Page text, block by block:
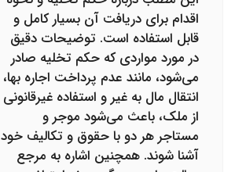
اقدام برای دریافت آن بسیار کامل و
قابل استفاده است. توضیحات دقیق
در مورد مواردی که حکم تخلیه صادر
می‌شود، مانند عدم پرداخت اجاره بها،
انتقال مال به غیر و استفاده غیرقانونی
از ملک، باعث می‌شود موجر و
مستاجر هر دو با حقوق و تکالیف خود
آشنا شوند. همچنین اشاره به مرجع